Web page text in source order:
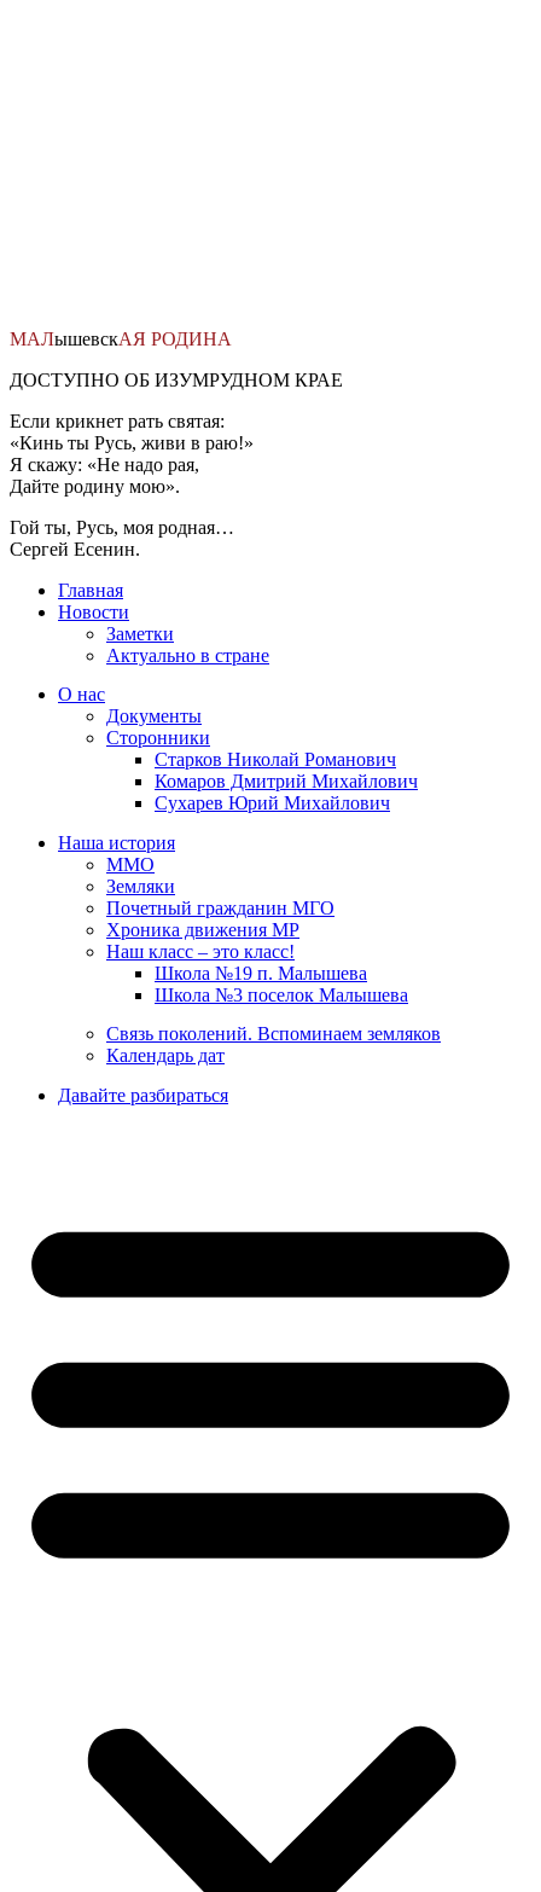
МАЛышевскАЯ РОДИНА
ДОСТУПНО ОБ ИЗУМРУДНОМ КРАЕ
Если крикнет рать святая:
«Кинь ты Русь, живи в раю!»
Я скажу: «Не надо рая,
Дайте родину мою».
Гой ты, Русь, моя родная…
Сергей Есенин.
Главная
Новости
Заметки
Актуально в стране
О нас
Документы
Сторонники
Старков Николай Романович
Комаров Дмитрий Михайлович
Сухарев Юрий Михайлович
Наша история
ММО
Земляки
Почетный гражданин МГО
Хроника движения МР
Наш класс – это класс!
Школа №19 п. Малышева
Школа №3 поселок Малышева
Связь поколений. Вспоминаем земляков
Календарь дат
Давайте разбираться